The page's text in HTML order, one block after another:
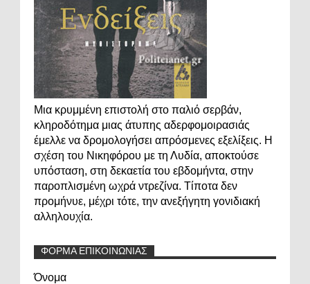
Μια κρυμμένη επιστολή στο παλιό σερβάν,
κληροδότημα μιας άτυπης αδερφομοιρασιάς
έμελλε να δρομολογήσει απρόσμενες εξελίξεις. Η
σχέση του Νικηφόρου με τη Λυδία, αποκτούσε
υπόσταση, στη δεκαετία του εβδομήντα, στην
παροπλισμένη ωχρά ντρεζίνα. Τίποτα δεν
προμήνυε, μέχρι τότε, την ανεξήγητη γονιδιακή
αλληλουχία.
ΦΟΡΜΑ ΕΠΙΚΟΙΝΩΝΙΑΣ
Όνομα